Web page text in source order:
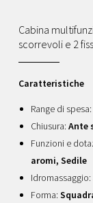
Cabina
scorrevoli e 2
Caratteristiche
Range di spesa:
Chiusura: Ante
Funzioni e
aromi, Sedile
Idromassaggio:
Forma: